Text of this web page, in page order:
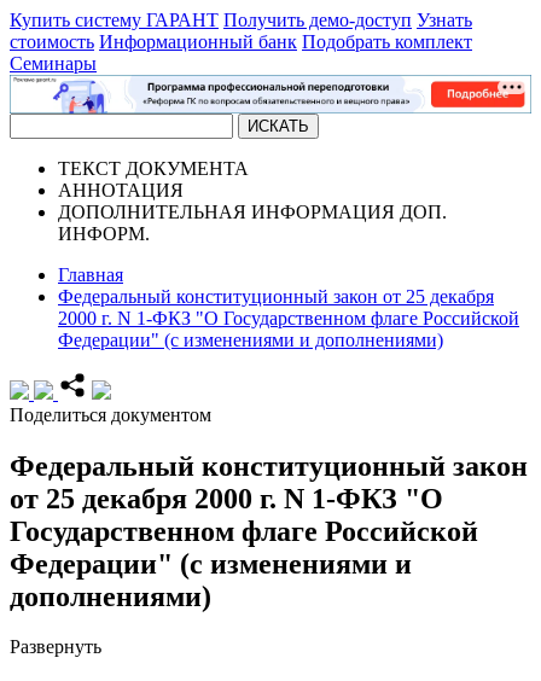
Купить систему ГАРАНТ Получить демо-доступ Узнать
стоимость Информационный банк Подобрать комплект
Семинары
ТЕКСТ ДОКУМЕНТА
АННОТАЦИЯ
ДОПОЛНИТЕЛЬНАЯ ИНФОРМАЦИЯ ДОП.
ИНФОРМ.
Главная
Федеральный конституционный закон от 25 декабря
2000 г. N 1-ФКЗ "О Государственном флаге Российской
Федерации" (с изменениями и дополнениями)
Поделиться документом
Федеральный конституционный закон
от 25 декабря 2000 г. N 1-ФКЗ "О
Государственном флаге Российской
Федерации" (с изменениями и
дополнениями)
Развернуть